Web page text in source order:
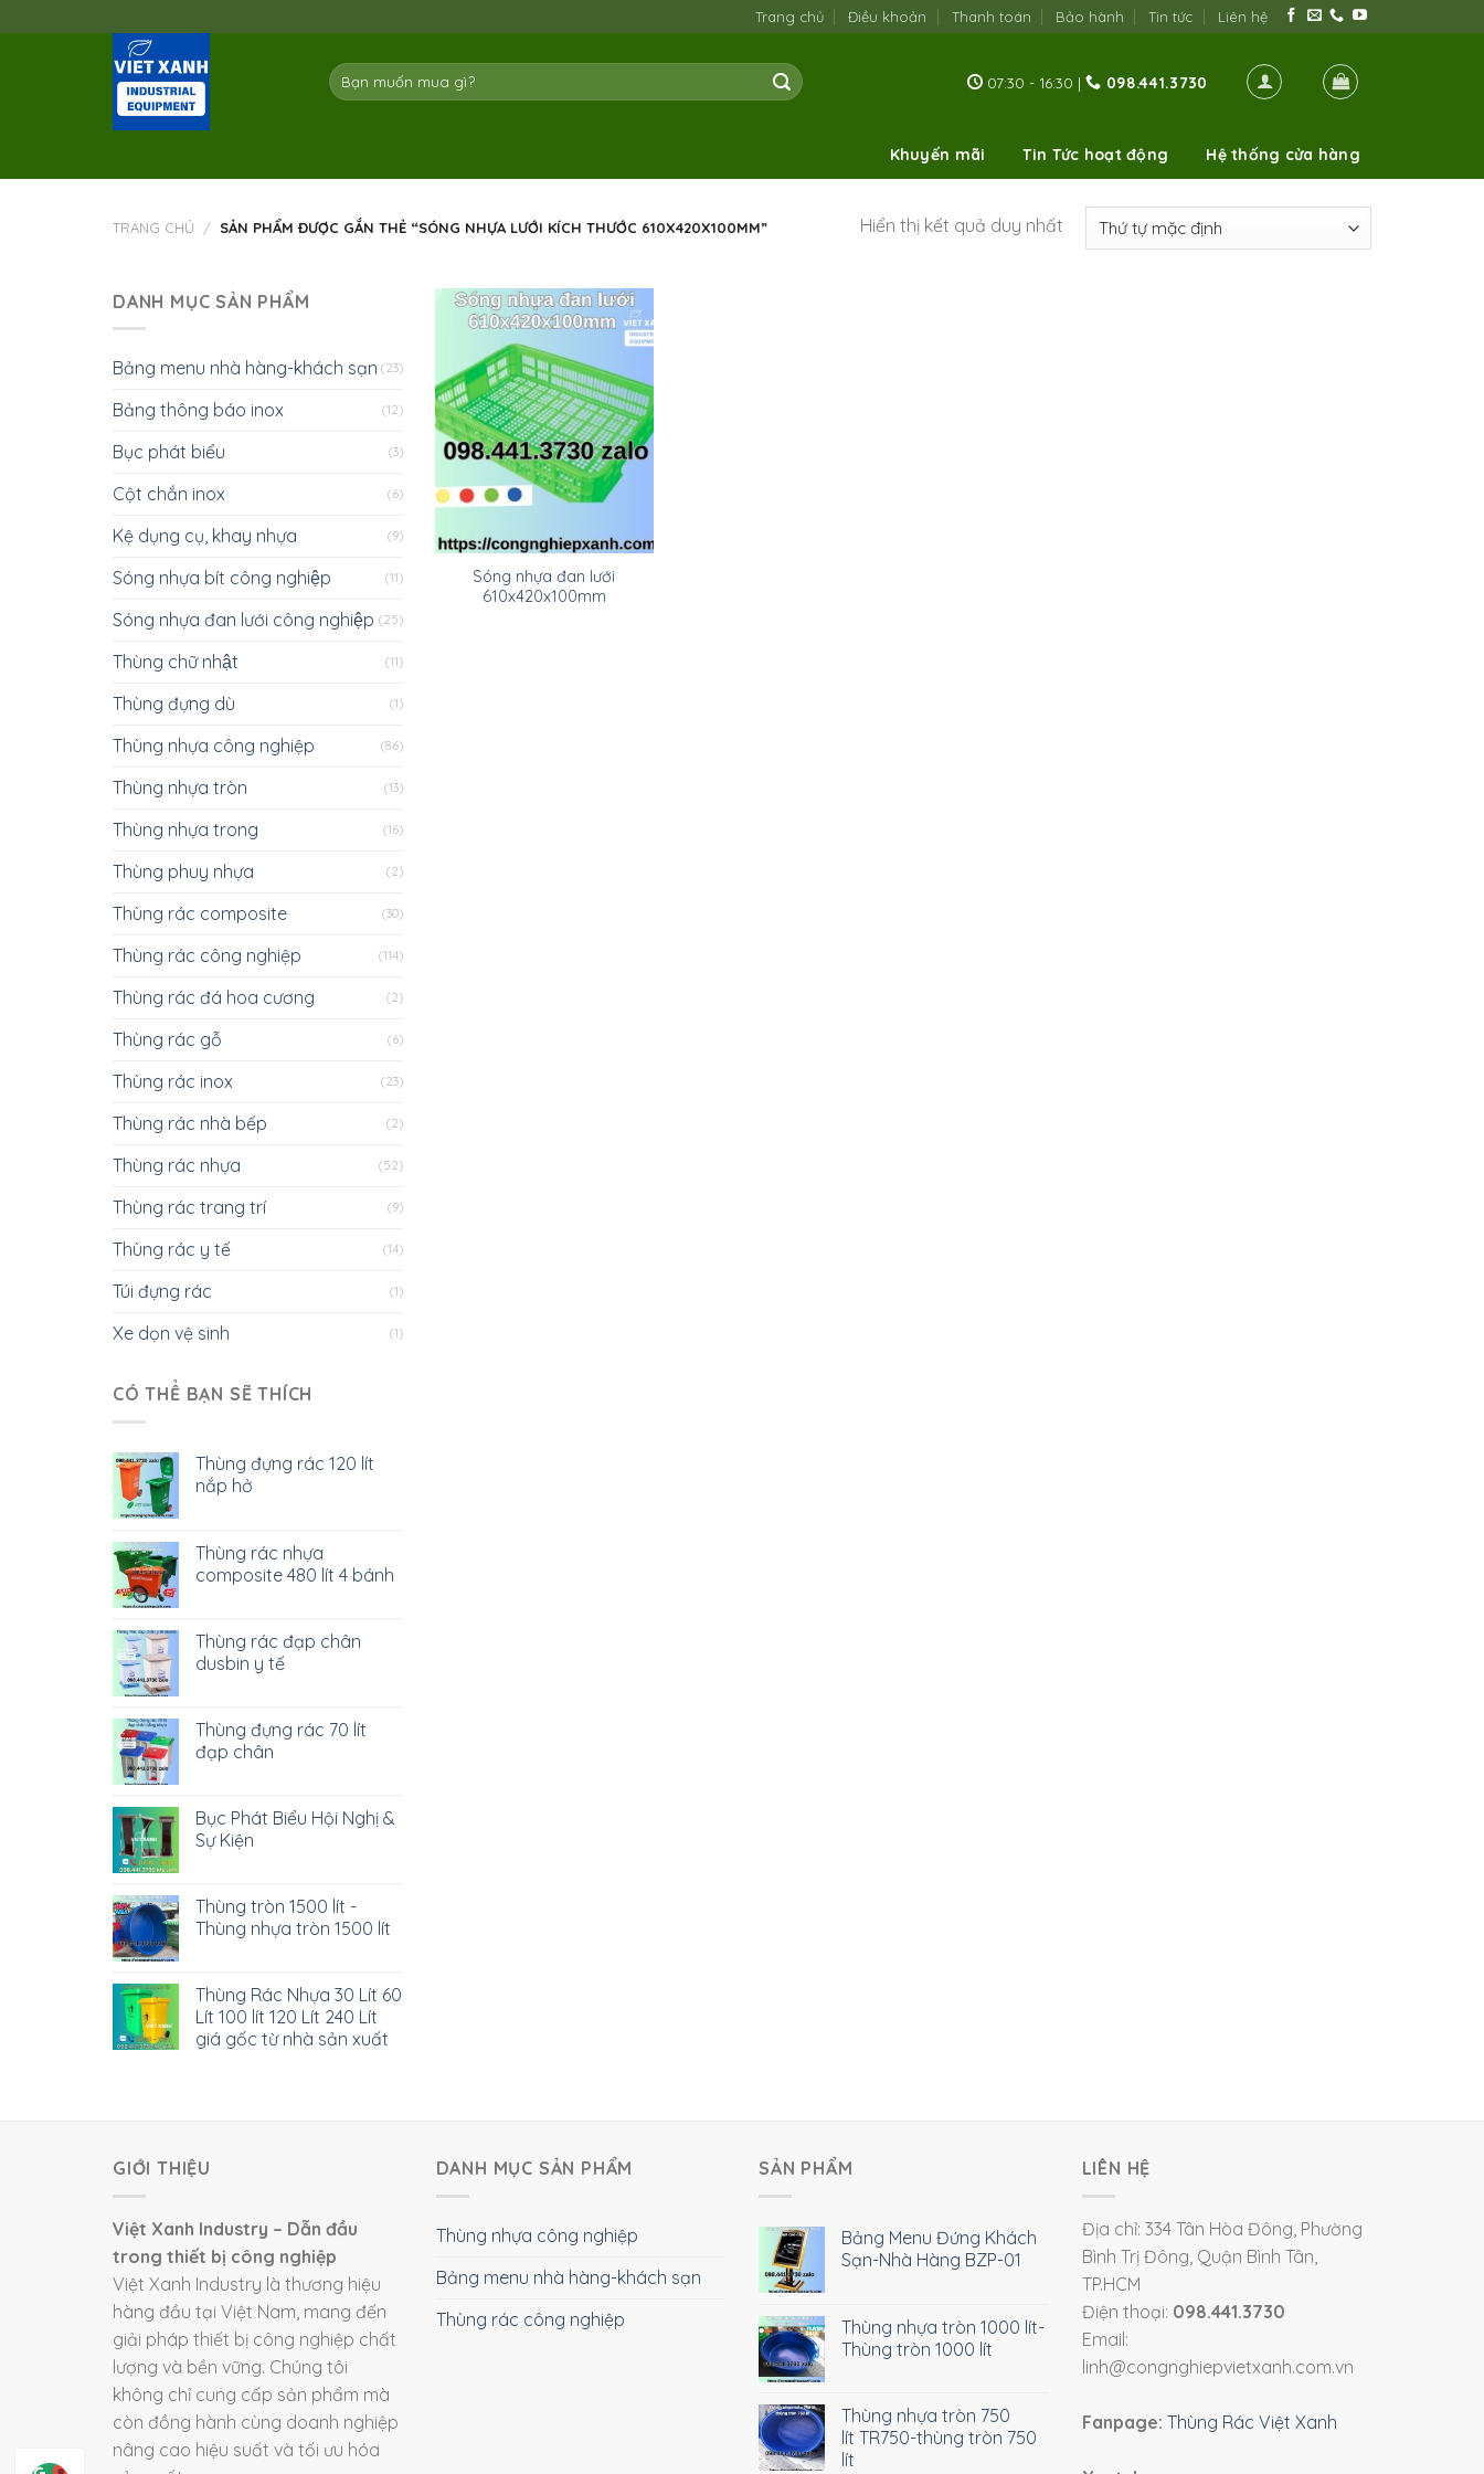
to
Trang chủ Điều khoản Thanh toán Bảo hành Tin tức Liên hệ
Tìm
kiếm:
07:30 - 16:30 | 098.441.3730
Khuyến mãi Tin Tức hoạt động Hệ thống cửa hàng
TRANG CHỦ / SẢN PHẨM ĐƯỢC GẮN THẺ “SÓNG NHỰA LƯỚI KÍCH THƯỚC 610X420X100MM” Hiển thị kết quả duy nhất
DANH MỤC SẢN PHẨM
Bảng menu nhà hàng-khách sạn (23)
Bảng thông báo inox (12)
Bục phát biểu (3)
Cột chắn inox (6)
Kệ dụng cụ, khay nhựa (9)
Sóng nhựa bít công nghiệp (11)
Sóng nhựa đan lưới công nghiệp (25)
Thùng chữ nhật (11)
Thùng đựng dù (1)
Thùng nhựa công nghiệp (86)
Thùng nhựa tròn (13)
Thùng nhựa trong (16)
Thùng phuy nhựa (2)
Thùng rác composite (30)
Thùng rác công nghiệp (114)
Thùng rác đá hoa cương (2)
Thùng rác gỗ (6)
Thùng rác inox (23)
Thùng rác nhà bếp (2)
Thùng rác nhựa (52)
Thùng rác trang trí (9)
Thùng rác y tế (14)
Túi đựng rác (1)
Xe dọn vệ sinh (1)
CÓ THỂ BẠN SẼ THÍCH
Thùng đựng rác 120 lít
nắp hở
Thùng rác nhựa
composite 480 lít 4 bánh
Thùng rác đạp chân
dusbin y tế
Thùng đựng rác 70 lít
đạp chân
Bục Phát Biểu Hội Nghị &
Sự Kiện
Thùng tròn 1500 lít -
Thùng nhựa tròn 1500 lít
Thùng Rác Nhựa 30 Lít 60
Lít 100 lít 120 Lít 240 Lít
giá gốc từ nhà sản xuất
Sóng nhựa đan lưới
610x420x100mm
GIỚI THIỆU
Việt Xanh Industry – Dẫn đầu
trong thiết bị công nghiệp
Việt Xanh Industry là thương hiệu
hàng đầu tại Việt Nam, mang đến
giải pháp thiết bị công nghiệp chất
lượng và bền vững. Chúng tôi
không chỉ cung cấp sản phẩm mà
còn đồng hành cùng doanh nghiệp
nâng cao hiệu suất và tối ưu hóa
DANH MỤC SẢN PHẨM
Thùng nhựa công nghiệp
Bảng menu nhà hàng-khách sạn
Thùng rác công nghiệp
SẢN PHẨM
Bảng Menu Đứng Khách
Sạn-Nhà Hàng BZP-01
Thùng nhựa tròn 1000 lít-
Thùng tròn 1000 lít
Thùng nhựa tròn 750
lít TR750-thùng tròn 750
lít
LIÊN HỆ
Địa chỉ: 334 Tân Hòa Đông, Phường
Bình Trị Đông, Quận Bình Tân,
TP.HCM
Điện thoại: 098.441.3730
Email:
linh@congnghiepvietxanh.com.vn
Fanpage: Thùng Rác Việt Xanh